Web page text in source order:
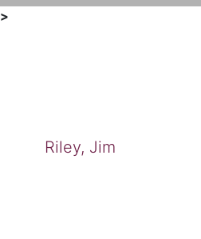
>
Riley, Jim